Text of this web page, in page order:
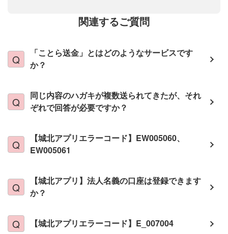
関連するご質問
「ことら送金」とはどのようなサービスです
か？
同じ内容のハガキが複数送られてきたが、それ
ぞれで回答が必要ですか？
【城北アプリエラーコード】EW005060、
EW005061
【城北アプリ】法人名義の口座は登録できます
か？
【城北アプリエラーコード】E_007004